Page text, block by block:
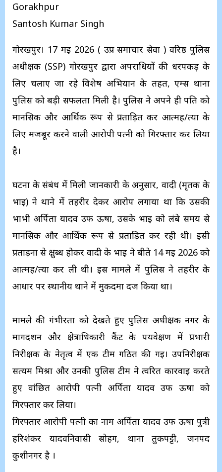
Gorakhpur
Santosh Kumar Singh
गोरखपुर। 17 मई 2026 ( उप्र समाचार सेवा ) वरिष्ठ पुलिस
अधीक्षक (SSP) गोरखपुर द्वारा अपराधियों की धरपकड़ के
लिए चलाए जा रहे विशेष अभियान के तहत, एम्स थाना
पुलिस को बड़ी सफलता मिली है। पुलिस ने अपने ही पति को
मानसिक और आर्थिक रूप से प्रताड़ित कर आत्मह/त्या के
लिए मजबूर करने वाली आरोपी पत्नी को गिरफ्तार कर लिया
है।
​घटना के संबंध में मिली जानकारी के अनुसार, वादी (मृतक के
भाई) ने थाने में तहरीर देकर आरोप लगाया था कि उसकी
भाभी अर्पिता यादव उर्फ ऊषा, उसके भाई को लंबे समय से
मानसिक और आर्थिक रूप से प्रताड़ित कर रही थी। इसी
प्रताड़ना से क्षुब्ध होकर वादी के भाई ने बीते 14 मई 2026 को
आत्मह/त्या कर ली थी। इस मामले में पुलिस ने तहरीर के
आधार पर स्थानीय थाने में मुकदमा दर्ज किया था।
​मामले की गंभीरता को देखते हुए पुलिस अधीक्षक नगर के
मार्गदर्शन और क्षेत्राधिकारी कैंट के पर्यवेक्षण में प्रभारी
निरीक्षक के नेतृत्व में एक टीम गठित की गई। उपनिरीक्षक
सत्यम मिश्रा और उनकी पुलिस टीम ने त्वरित कार्रवाई करते
हुए वांछित आरोपी पत्नी अर्पिता यादव उर्फ ऊषा को
गिरफ्तार कर लिया।
​गिरफ्तार आरोपी पत्नी का ​नाम अर्पिता यादव उर्फ ऊषा ​पुत्री
हरिशंकर यादव​निवासी सोहग, थाना तुर्कपट्टी, जनपद
कुशीनगर है ।